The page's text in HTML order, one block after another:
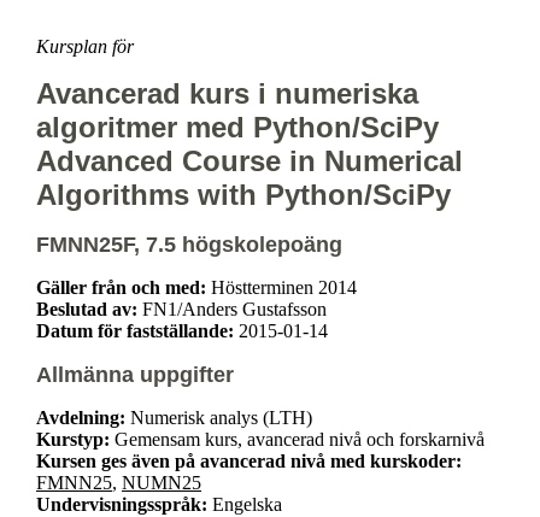
Kursplan för
Avancerad kurs i numeriska
algoritmer med Python/SciPy
Advanced Course in Numerical
Algorithms with Python/SciPy
FMNN25F, 7.5 högskolepoäng
Gäller från och med: Höstterminen 2014
Beslutad av: FN1/Anders Gustafsson
Datum för fastställande: 2015-01-14
Allmänna uppgifter
Avdelning: Numerisk analys (LTH)
Kurstyp: Gemensam kurs, avancerad nivå och forskarnivå
Kursen ges även på avancerad nivå med kurskoder:
FMNN25, NUMN25
Undervisningsspråk: Engelska